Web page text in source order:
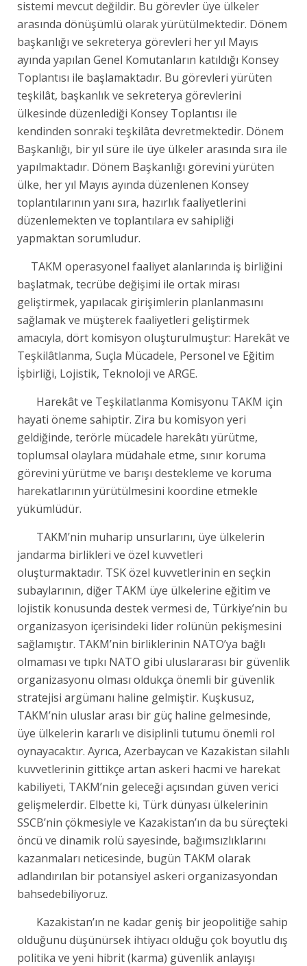
sistemi mevcut değildir. Bu görevler üye ülkeler
arasında dönüşümlü olarak yürütülmektedir. Dönem
başkanlığı ve sekreterya görevleri her yıl Mayıs
ayında yapılan Genel Komutanların katıldığı Konsey
Toplantısı ile başlamaktadır. Bu görevleri yürüten
teşkilât, başkanlık ve sekreterya görevlerini
ülkesinde düzenlediği Konsey Toplantısı ile
kendinden sonraki teşkilâta devretmektedir. Dönem
Başkanlığı, bir yıl süre ile üye ülkeler arasında sıra ile
yapılmaktadır. Dönem Başkanlığı görevini yürüten
ülke, her yıl Mayıs ayında düzenlenen Konsey
toplantılarının yanı sıra, hazırlık faaliyetlerini
düzenlemekten ve toplantılara ev sahipliği
yapmaktan sorumludur.
TAKM operasyonel faaliyet alanlarında iş birliğini
başlatmak, tecrübe değişimi ile ortak mirası
geliştirmek, yapılacak girişimlerin planlanmasını
sağlamak ve müşterek faaliyetleri geliştirmek
amacıyla, dört komisyon oluşturulmuştur: Harekât ve
Teşkilâtlanma, Suçla Mücadele, Personel ve Eğitim
İşbirliği, Lojistik, Teknoloji ve ARGE.
Harekât ve Teşkilatlanma Komisyonu TAKM için
hayati öneme sahiptir. Zira bu komisyon yeri
geldiğinde, terörle mücadele harekâtı yürütme,
toplumsal olaylara müdahale etme, sınır koruma
görevini yürütme ve barışı destekleme ve koruma
harekatlarının yürütülmesini koordine etmekle
yükümlüdür.
TAKM’nin muharip unsurlarını, üye ülkelerin
jandarma birlikleri ve özel kuvvetleri
oluşturmaktadır. TSK özel kuvvetlerinin en seçkin
subaylarının, diğer TAKM üye ülkelerine eğitim ve
lojistik konusunda destek vermesi de, Türkiye’nin bu
organizasyon içerisindeki lider rolünün pekişmesini
sağlamıştır. TAKM’nin birliklerinin NATO’ya bağlı
olmaması ve tıpkı NATO gibi uluslararası bir güvenlik
organizasyonu olması oldukça önemli bir güvenlik
stratejisi argümanı haline gelmiştir. Kuşkusuz,
TAKM’nin uluslar arası bir güç haline gelmesinde,
üye ülkelerin kararlı ve disiplinli tutumu önemli rol
oynayacaktır. Ayrıca, Azerbaycan ve Kazakistan silahlı
kuvvetlerinin gittikçe artan askeri hacmi ve harekat
kabiliyeti, TAKM’nin geleceği açısından güven verici
gelişmelerdir. Elbette ki, Türk dünyası ülkelerinin
SSCB’nin çökmesiyle ve Kazakistan’ın da bu süreçteki
öncü ve dinamik rolü sayesinde, bağımsızlıklarını
kazanmaları neticesinde, bugün TAKM olarak
adlandırılan bir potansiyel askeri organizasyondan
bahsedebiliyoruz.
Kazakistan’ın ne kadar geniş bir jeopolitiğe sahip
olduğunu düşünürsek ihtiyacı olduğu çok boyutlu dış
politika ve yeni hibrit (karma) güvenlik anlayışı